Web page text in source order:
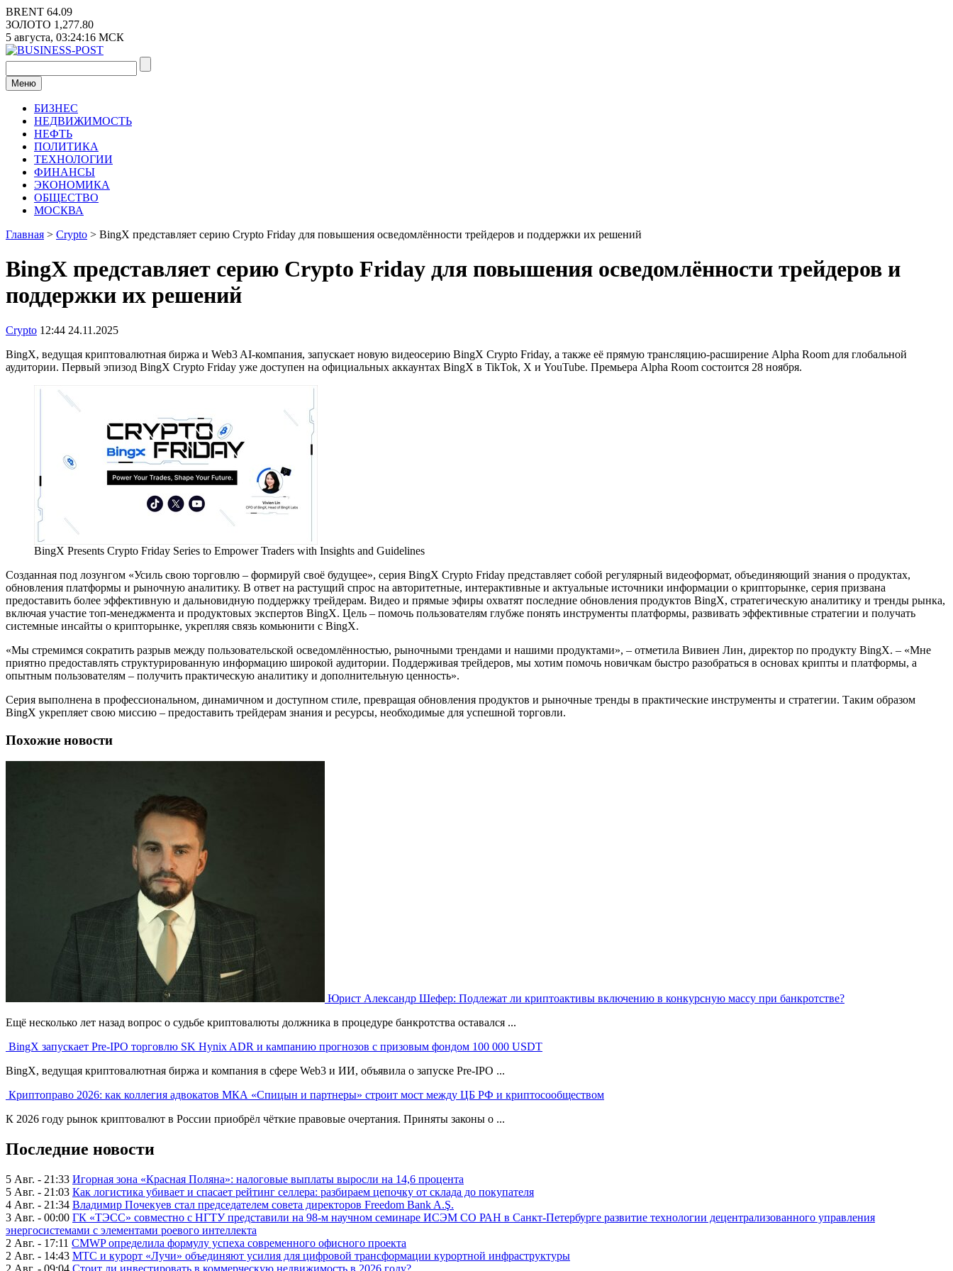
Перейти
к
содержимому
BRENT 64.09
ЗОЛОТО 1,277.80
5 августа, 03:24:17 МСК
Меню
БИЗНЕС
НЕДВИЖИМОСТЬ
НЕФТЬ
ПОЛИТИКА
ТЕХНОЛОГИИ
ФИНАНСЫ
ЭКОНОМИКА
ОБЩЕСТВО
МОСКВА
Главная > Crypto > BingX представляет серию Crypto Friday для повышения осведомлённости трейдеров и поддержки их решений
BingX представляет серию Crypto Friday для повышения осведомлённости трейдеров и
поддержки их решений
Crypto 12:44 24.11.2025
BingX, ведущая криптовалютная биржа и Web3 AI-компания, запускает новую видеосерию BingX Crypto Friday, а также её прямую трансляцию-расширение Alpha Room для глобальной
аудитории. Первый эпизод BingX Crypto Friday уже доступен на официальных аккаунтах BingX в TikTok, X и YouTube. Премьера Alpha Room состоится 28 ноября.
BingX Presents Crypto Friday Series to Empower Traders with Insights and Guidelines
Созданная под лозунгом «Усиль свою торговлю – формируй своё будущее», серия BingX Crypto Friday представляет собой регулярный видеоформат, объединяющий знания о продуктах,
обновления платформы и рыночную аналитику. В ответ на растущий спрос на авторитетные, интерактивные и актуальные источники информации о крипторынке, серия призвана
предоставить более эффективную и дальновидную поддержку трейдерам. Видео и прямые эфиры охватят последние обновления продуктов BingX, стратегическую аналитику и тренды рынка,
включая участие топ-менеджмента и продуктовых экспертов BingX. Цель – помочь пользователям глубже понять инструменты платформы, развивать эффективные стратегии и получать
системные инсайты о крипторынке, укрепляя связь комьюнити с BingX.
«Мы стремимся сократить разрыв между пользовательской осведомлённостью, рыночными трендами и нашими продуктами», – отметила Вивиен Лин, директор по продукту BingX. – «Мне
приятно предоставлять структурированную информацию широкой аудитории. Поддерживая трейдеров, мы хотим помочь новичкам быстро разобраться в основах крипты и платформы, а
опытным пользователям – получить практическую аналитику и дополнительную ценность».
Серия выполнена в профессиональном, динамичном и доступном стиле, превращая обновления продуктов и рыночные тренды в практические инструменты и стратегии. Таким образом
BingX укрепляет свою миссию – предоставить трейдерам знания и ресурсы, необходимые для успешной торговли.
Похожие новости
Юрист Александр Шефер: Подлежат ли криптоактивы включению в конкурсную массу при банкротстве?
Ещё несколько лет назад вопрос о судьбе криптовалюты должника в процедуре банкротства оставался ...
BingX запускает Pre-IPO торговлю SK Hynix ADR и кампанию прогнозов с призовым фондом 100 000 USDT
BingX, ведущая криптовалютная биржа и компания в сфере Web3 и ИИ, объявила о запуске Pre-IPO ...
Криптоправо 2026: как коллегия адвокатов МКА «Спицын и партнеры» строит мост между ЦБ РФ и криптосообществом
К 2026 году рынок криптовалют в России приобрёл чёткие правовые очертания. Приняты законы о ...
Последние новости
5 Авг. - 21:33 Игорная зона «Красная Поляна»: налоговые выплаты выросли на 14,6 процента
5 Авг. - 21:03 Как логистика убивает и спасает рейтинг селлера: разбираем цепочку от склада до покупателя
4 Авг. - 21:34 Владимир Почекуев стал председателем совета директоров Freedom Bank A.Ş.
3 Авг. - 00:00 ГК «ТЭСС» совместно с НГТУ представили на 98-м научном семинаре ИСЭМ СО РАН в Санкт-Петербурге развитие технологии децентрализованного управления
энергосистемами с элементами роевого интеллекта
2 Авг. - 17:11 CMWP определила формулу успеха современного офисного проекта
2 Авг. - 14:43 МТС и курорт «Лучи» объединяют усилия для цифровой трансформации курортной инфраструктуры